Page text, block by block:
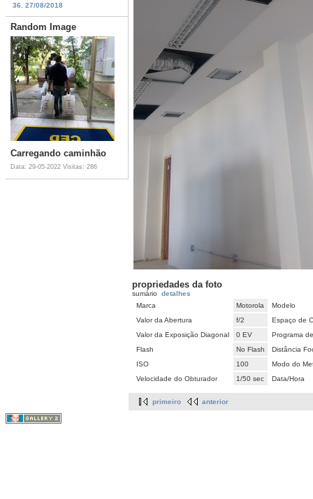
36. 27/08/2018
Random Image
Carregando caminhão
Data: 29-05-2022 Visitas: 286
propriedades da foto
sumário detalhes
Marca
Motorola
Modelo
Valor da Abertura
f/2
Espaço de
Valor da Exposição Diagonal
0 EV
Programa
Flash
No Flash
Distância
ISO
100
Modo do
Velocidade do Obturador
1/50 sec Data/Hora
primeiro anterior